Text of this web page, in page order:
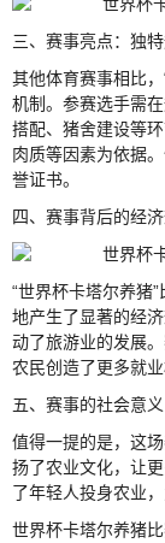
三、赛事亮点：独
其他体育赛事相比
机制。参赛选手需
搭配、猪舍建设等
肉质等因素为依据
誉证书。
四、赛事背后的经
“世界杯卡塔尔养猪
地产生了显著的经
动了旅游业的发展
农民创造了更多就业
五、赛事的社会意义
值得一提的是，这
扬了农业文化，让
了年轻人投身农业
世界杯卡塔尔养猪